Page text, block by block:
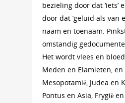
bezieling door dat ‘iets’
door dat ‘geluid als van
naam en toenaam.
omstandig
Het wordt vlees en
Meden en Elamieten,
Mesopotamië, Judea en
Pontus en Asia, Frygië